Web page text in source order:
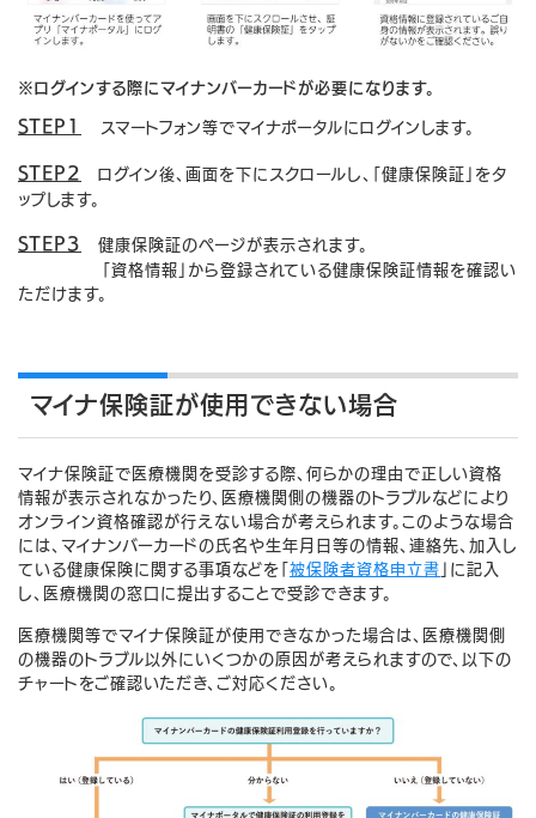
※ログインする際にマイナンバーカードが必要になります。
STEP1 スマートフォン等でマイナポータルにログインします。
STEP2
ログイン後、画面を下にスクロールし、「健康保険証」をタ
ップします。
STEP3
健康保険証のページが表示されます。
「資格情報」から登録されている健康保険証情報を確認い
ただけます。
マイナ保険証が使用できない場合
マイナ保険証で医療機関を受診する際、何らかの理由で正しい資格
情報が表示されなかったり、医療機関側の機器のトラブルなどにより
オンライン資格確認が行えない場合が考えられます。このような場合
には、マイナンバーカードの氏名や生年月日等の情報、連絡先、加入し
ている健康保険に関する事項などを「 被保険者資格申立書 」に記入
し、医療機関の窓口に提出することで受診できます。
医療機関等でマイナ保険証が使用できなかった場合は、医療機関側
の機器のトラブル以外にいくつかの原因が考えられますので、以下の
チャートをご確認いただき、ご対応ください。